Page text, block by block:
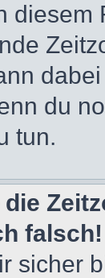
diesem
du
tun.
die
falsch!
sicher